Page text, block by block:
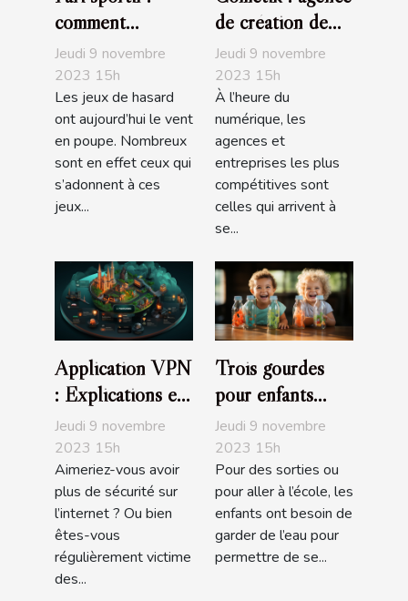
comment
maximiser vos
chances de
gagner ?
Jeudi 9 novembre
2023 15h
Les jeux de hasard
ont aujourd’hui le vent
en poupe. Nombreux
sont en effet ceux qui
s’adonnent à ces
jeux...
de création de
sites internet
Jeudi 9 novembre
2023 15h
À l’heure du
numérique, les
agences et
entreprises les plus
compétitives sont
celles qui arrivent à
se...
Application VPN
: Explications et
avantages
Jeudi 9 novembre
2023 15h
Aimeriez-vous avoir
plus de sécurité sur
l’internet ? Ou bien
êtes-vous
régulièrement victime
des...
Trois gourdes
pour enfants
recommandés
Jeudi 9 novembre
2023 15h
Pour des sorties ou
pour aller à l’école, les
enfants ont besoin de
garder de l’eau pour
permettre de se...